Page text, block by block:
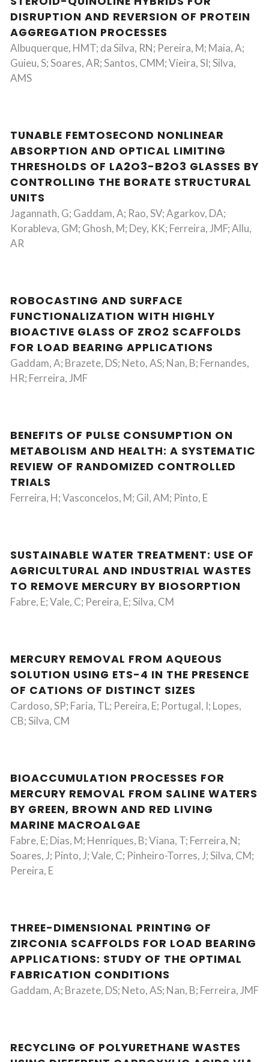
DISRUPTION AND REVERSION OF PROTEIN
AGGREGATION PROCESSES
Albuquerque, HMT; da Silva, RN; Pereira, M; Maia, A;
Guieu, S; Soares, AR; Santos, CMM; Vieira, SI; Silva,
AMS
TUNABLE FEMTOSECOND NONLINEAR
ABSORPTION AND OPTICAL LIMITING
THRESHOLDS OF LA2O3-B2O3 GLASSES BY
CONTROLLING THE BORATE STRUCTURAL
UNITS
Jagannath, G; Gaddam, A; Rao, SV; Agarkov, DA;
Korableva, GM; Ghosh, M; Dey, KK; Ferreira, JMF; Allu,
AR
ROBOCASTING AND SURFACE
FUNCTIONALIZATION WITH HIGHLY
BIOACTIVE GLASS OF ZRO2 SCAFFOLDS
FOR LOAD BEARING APPLICATIONS
Gaddam, A; Brazete, DS; Neto, AS; Nan, B; Fernandes,
HR; Ferreira, JMF
BENEFITS OF PULSE CONSUMPTION ON
METABOLISM AND HEALTH: A SYSTEMATIC
REVIEW OF RANDOMIZED CONTROLLED
TRIALS
Ferreira, H; Vasconcelos, M; Gil, AM; Pinto, E
SUSTAINABLE WATER TREATMENT: USE OF
AGRICULTURAL AND INDUSTRIAL WASTES
TO REMOVE MERCURY BY BIOSORPTION
Fabre, E; Vale, C; Pereira, E; Silva, CM
MERCURY REMOVAL FROM AQUEOUS
SOLUTION USING ETS-4 IN THE PRESENCE
OF CATIONS OF DISTINCT SIZES
Cardoso, SP; Faria, TL; Pereira, E; Portugal, I; Lopes,
CB; Silva, CM
BIOACCUMULATION PROCESSES FOR
MERCURY REMOVAL FROM SALINE WATERS
BY GREEN, BROWN AND RED LIVING
MARINE MACROALGAE
Fabre, E; Dias, M; Henriques, B; Viana, T; Ferreira, N;
Soares, J; Pinto, J; Vale, C; Pinheiro-Torres, J; Silva, CM;
Pereira, E
THREE-DIMENSIONAL PRINTING OF
ZIRCONIA SCAFFOLDS FOR LOAD BEARING
APPLICATIONS: STUDY OF THE OPTIMAL
FABRICATION CONDITIONS
Gaddam, A; Brazete, DS; Neto, AS; Nan, B; Ferreira, JMF
RECYCLING OF POLYURETHANE WASTES